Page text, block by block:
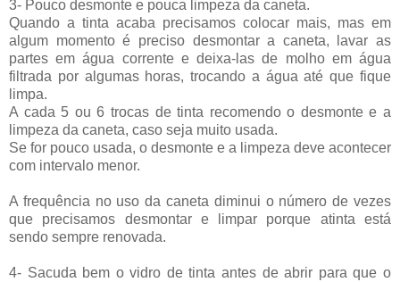
3- Pouco desmonte e pouca limpeza da caneta.
Quando a tinta acaba precisamos colocar mais, mas em
algum momento é preciso desmontar a caneta, lavar as
partes em água corrente e deixa-las de molho em água
filtrada por algumas horas, trocando a água até que fique
limpa.
A cada 5 ou 6 trocas de tinta recomendo o desmonte e a
limpeza da caneta, caso seja muito usada.
Se for pouco usada, o desmonte e a limpeza deve acontecer
com intervalo menor.
A frequência no uso da caneta diminui o número de vezes
que precisamos desmontar e limpar porque atinta está
sendo sempre renovada.
4- Sacuda bem o vidro de tinta antes de abrir para que o